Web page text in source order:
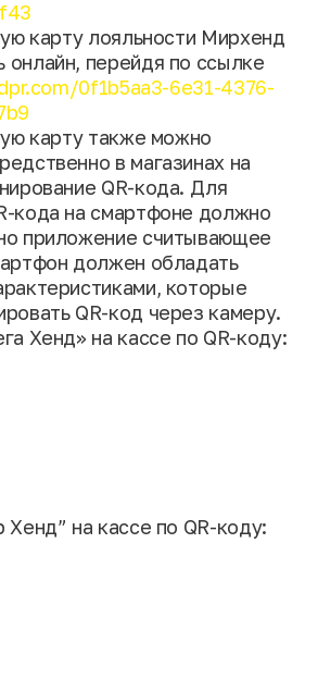
карту лояльности Мирхенд
перейдя по ссылке
0f1b5aa3-6e31-4376-
карту также можно
в магазинах на
QR-кода. Для
кода на смартфоне должно
приложение считывающее
должен обладать
которые
QR-код через камеру.
Хенд» на кассе по QR-коду:
на кассе по QR-коду: